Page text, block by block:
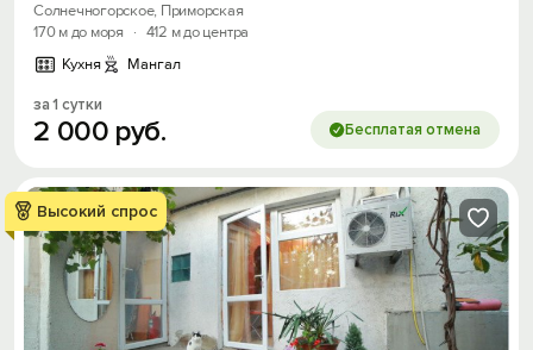
Солнечногорское, Приморская
170 м до моря
· 412 м до центра
Кухня
Мангал
за 1 сутки
2 000 руб. Бесплатая отмена
Высокий спрос